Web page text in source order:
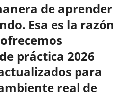
de aprender
Esa es la razón
práctica 2026
para
real de